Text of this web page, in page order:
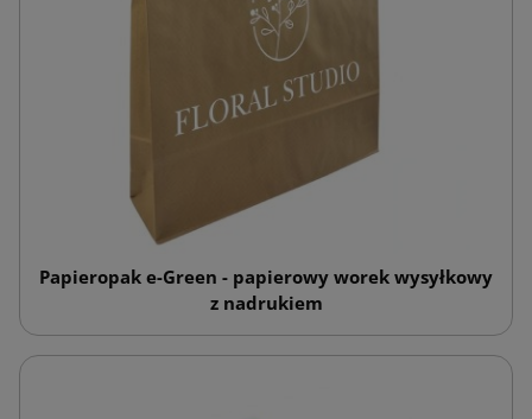
Papieropak e-Green - papierowy worek wysyłkowy
z nadrukiem